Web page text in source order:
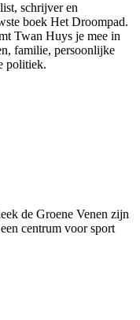
schrijver en
boek Het Droompad.
Twan Huys je mee in
familie, persoonlijke
politiek.
de Groene Venen zijn
centrum voor sport